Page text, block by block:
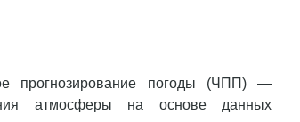
прогнозирование погоды (ЧПП) —
атмосферы на основе данных